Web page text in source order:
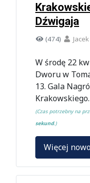
Dźwigaja
(474)
W środę 22
Dworu w
13. Gala
(Czas potrzebny na
sekund.)
Więcej